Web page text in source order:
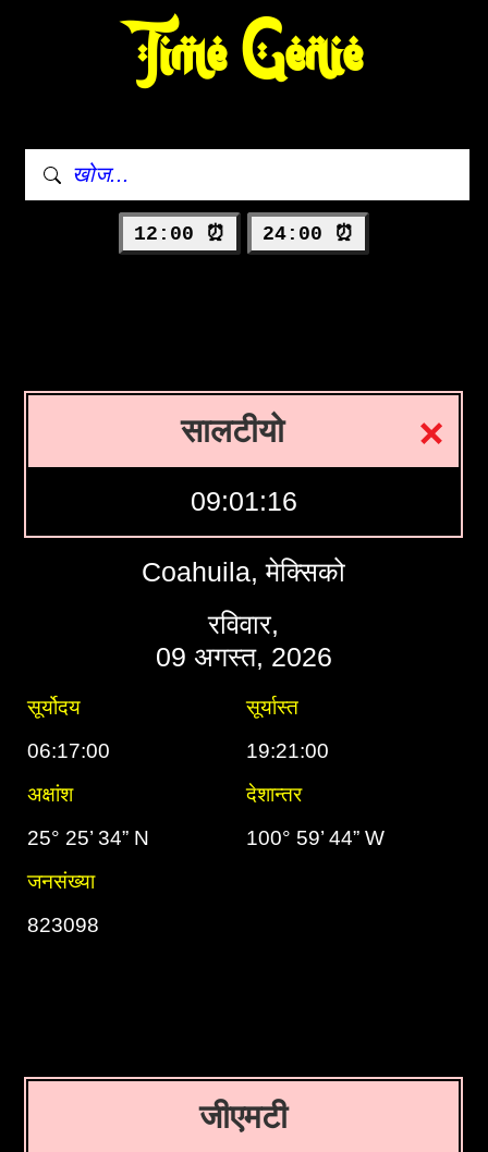
Time Genie
12:00 ⏰ 24:00 ⏰
सालटीयो
09:01:17
Coahuila, मेक्सिको
रविवार,
09 अगस्त, 2026
सूर्योदय
सूर्यास्त
06:17:00
19:21:00
अक्षांश
देशान्तर
25° 25’ 34” N
100° 59’ 44” W
जनसंख्या
823098
जीएमटी